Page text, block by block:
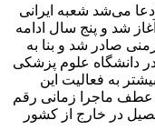
می‌شد شعبه ایرانی
شد و پنج سال ادامه
صادر شد و بنا به
دانشگاه علوم پزشکی
به فعالیت این
عطف ماجرا زمانی رقم
برای ادامه تحصیل در خارج از کشور